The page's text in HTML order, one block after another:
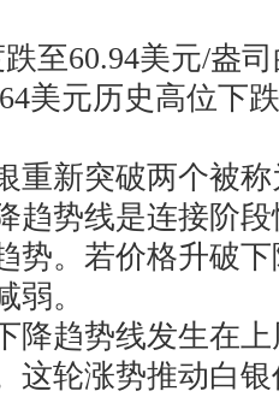
60.94美元/盎司
美元历史高位下
新突破两个被称
趋势线是连接阶
势。若价格升破
弱。
趋势线发生在上
这轮涨势推动白